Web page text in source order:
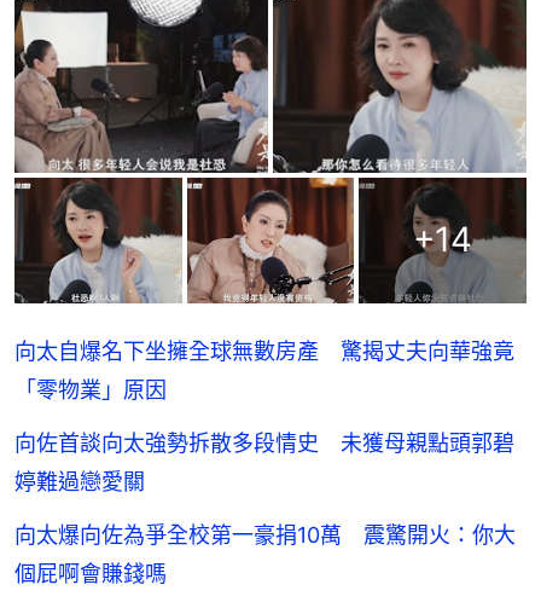
+14
向太自爆名下坐擁全球無數房產 驚揭丈夫向華強竟
「零物業」原因
向佐首談向太強勢拆散多段情史 未獲母親點頭郭碧
婷難過戀愛關
向太爆向佐為爭全校第一豪捐10萬 震驚開火：你大
個屁啊會賺錢嗎